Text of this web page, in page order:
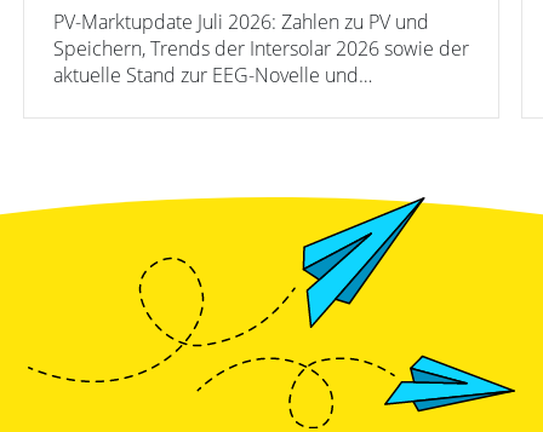
PV-Marktupdate Juli 2026: Zahlen zu PV und
Speichern, Trends der Intersolar 2026 sowie der
aktuelle Stand zur EEG-Novelle und